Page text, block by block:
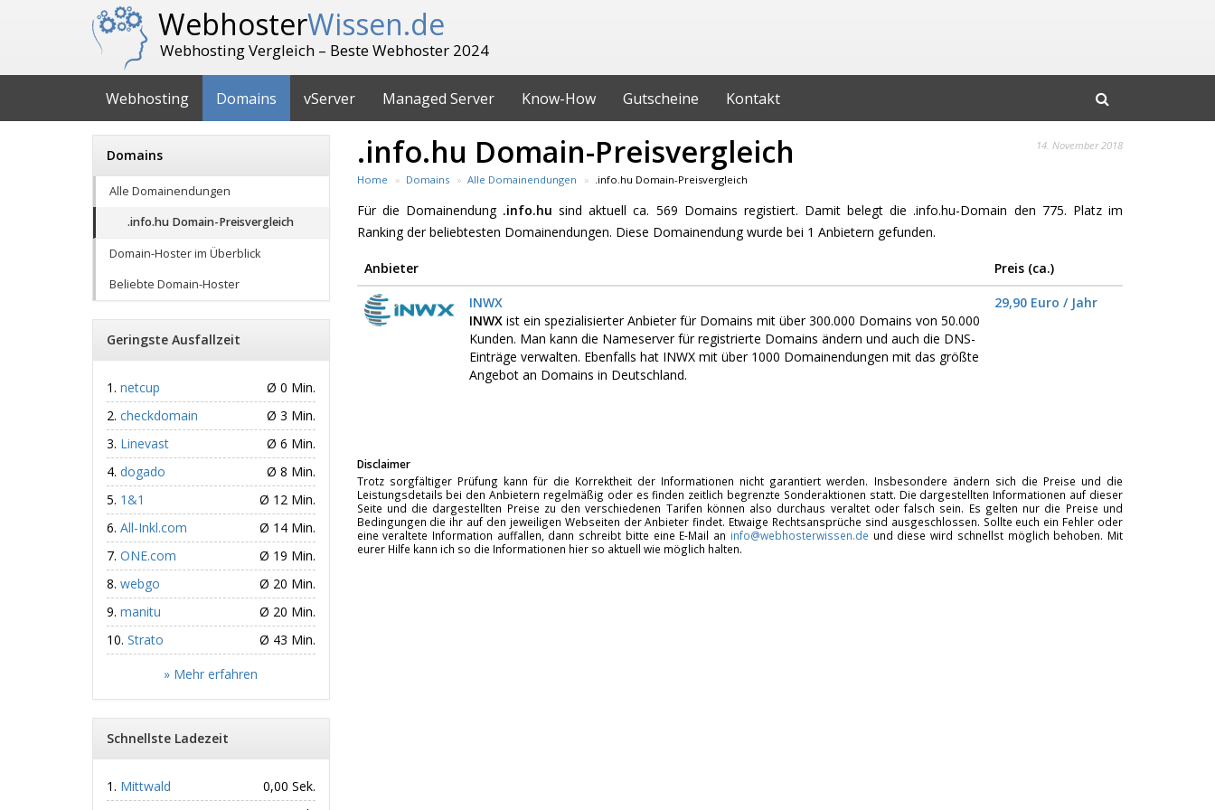
WebhosterWissen.de
Webhosting Vergleich – Beste Webhoster 2024
Webhosting Domains vServer Managed Server Know-How Gutscheine Kontakt
14. November 2018
.info.hu Domain-Preisvergleich
Home Domains Alle Domainendungen .info.hu Domain-Preisvergleich
Für die Domainendung .info.hu sind aktuell ca. 569 Domains registiert. Damit belegt die .info.hu-Domain den 775. Platz im
Ranking der beliebtesten Domainendungen. Diese Domainendung wurde bei 1 Anbietern gefunden.
Anbieter
Preis (ca.)
INWX
INWXist ein spezialisierter Anbieter für Domains mit über 300.000 Domains von 50.000
Kunden. Man kann die Nameserver für registrierte Domains ändern und auch die DNS-
Einträge verwalten. Ebenfalls hat INWX mit über 1000 Domainendungen mit das größte
Angebot an Domains in Deutschland.
29,90 Euro / Jahr
Disclaimer
Trotz sorgfältiger Prüfung kann für die Korrektheit der Informationen nicht garantiert werden. Insbesondere ändern sich die Preise und die
Leistungsdetails bei den Anbietern regelmäßig oder es finden zeitlich begrenzte Sonderaktionen statt. Die dargestellten Informationen auf dieser
Seite und die dargestellten Preise zu den verschiedenen Tarifen können also durchaus veraltet oder falsch sein. Es gelten nur die Preise und
Bedingungen die ihr auf den jeweiligen Webseiten der Anbieter findet. Etwaige Rechtsansprüche sind ausgeschlossen. Sollte euch ein Fehler oder
eine veraltete Information auffallen, dann schreibt bitte eine E-Mail an info@webhosterwissen.de und diese wird schnellst möglich behoben. Mit
eurer Hilfe kann ich so die Informationen hier so aktuell wie möglich halten.
Domains
Alle Domainendungen
.info.hu Domain-Preisvergleich
Domain-Hoster im Überblick
Beliebte Domain-Hoster
Geringste Ausfallzeit
netcup
Ø 0 Min.
checkdomain
Ø 3 Min.
Linevast
Ø 6 Min.
dogado
Ø 8 Min.
1&1
Ø 12 Min.
All-Inkl.com
Ø 14 Min.
ONE.com
Ø 19 Min.
webgo
Ø 20 Min.
manitu
Ø 20 Min.
Strato
Ø 43 Min.
» Mehr erfahren
Schnellste Ladezeit
Mittwald
0,00 Sek.